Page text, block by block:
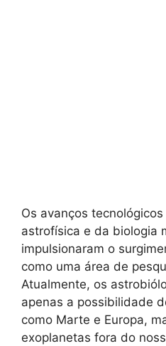
Os avanços
astrofísica e da biologia
impulsionaram o
como uma área de
Atualmente, os
apenas a possibilidade
como Marte e Europa,
exoplanetas fora do